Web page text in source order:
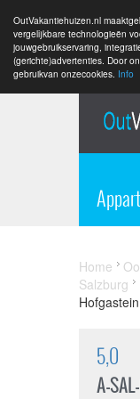
OutVakantiehuizen.nl
vergelijkbare technologieën
jouwgebruikservaring,
(gerichte)advertenties. Door
gebruikvan onzecookies. Info
Home
Salzburg
5,0
A-